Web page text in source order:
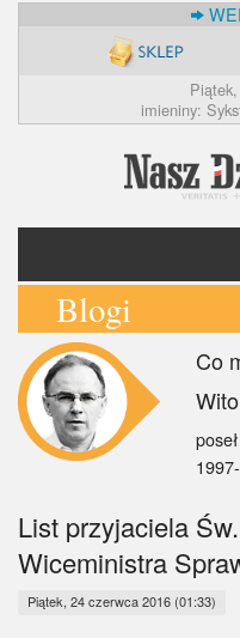
imieniny:
Krótko
Polska
Świat
Myśl
Wiara
Blogi
Co
List przyjaciela
Wiceministra
Piątek, 24 czerwca 2016 (01:33)